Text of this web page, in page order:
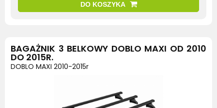
DO KOSZYKA
BAGAŻNIK 3 BELKOWY DOBLO MAXI OD 2010
DO 2015R.
DOBLO MAXI 2010-2015r